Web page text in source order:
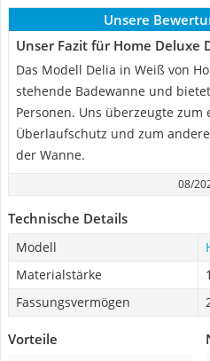
Unsere
Unser Fazit für Home Deluxe
Das Modell Delia in Weiß von
stehende Badewanne und
Personen. Uns überzeugte
Überlaufschutz und zum
der Wanne.
08/
Technische Details
Modell
Materialstärke
Fassungsvermögen
Vorteile